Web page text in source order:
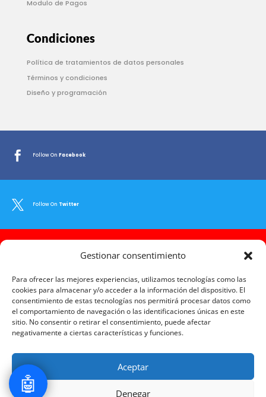
Gestionar consentimiento
Para ofrecer las mejores experiencias, utilizamos tecnologías como las
cookies para almacenar y/o acceder a la información del dispositivo. El
consentimiento de estas tecnologías nos permitirá procesar datos como
el comportamiento de navegación o las identificaciones únicas en este
sitio. No consentir o retirar el consentimiento, puede afectar
negativamente a ciertas características y funciones.
Aceptar
Denegar
🤖
Modulo de Pagos
Condiciones
Política de tratamientos de datos personales
Términos y condiciones
Diseño y programación
 Follow On Facebook
 Follow On Twitter
Youtube
 Follow OnInstagram
 Follow OnLinkedIn